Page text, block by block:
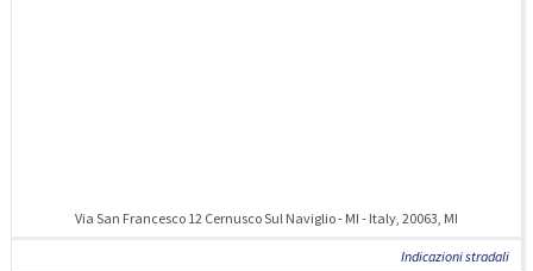
Via San Francesco 12 Cernusco Sul Naviglio - MI - Italy, 20063, MI
Indicazioni stradali